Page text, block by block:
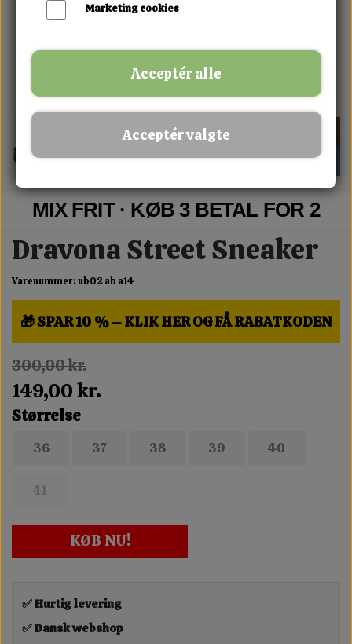
MIX FRIT · KØB 3 BETAL FOR 2
Dravona Street Sneaker
Varenummer: ub02 ab a14
🎁 SPAR 10 % – KLIK HER OG FÅ RABATKODEN
300,00 kr.
149,00 kr.
Størrelse
36 37 38 39 40
41
KØB NU!
✅ Hurtig levering
✅ Dansk webshop
Marketing cookies
Acceptér alle
Acceptér valgte